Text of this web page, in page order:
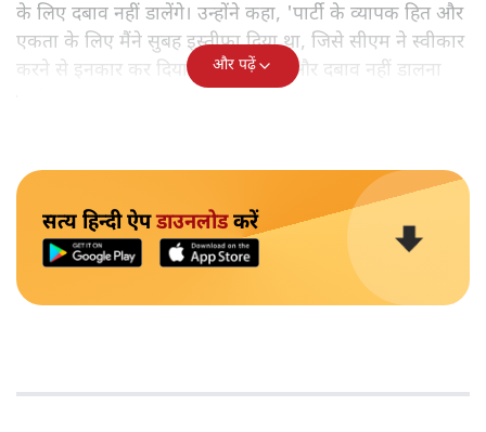
के लिए दबाव नहीं डालेंगे। उन्होंने कहा, 'पार्टी के व्यापक हित और
एकता के लिए मैंने सुबह इस्तीफा दिया था, जिसे सीएम ने स्वीकार
करने से इनकार कर दिया था, मैं इस पर और दबाव नहीं डालना
और पढ़ें
सत्य हिन्दी ऐपडाउनलोडकरें